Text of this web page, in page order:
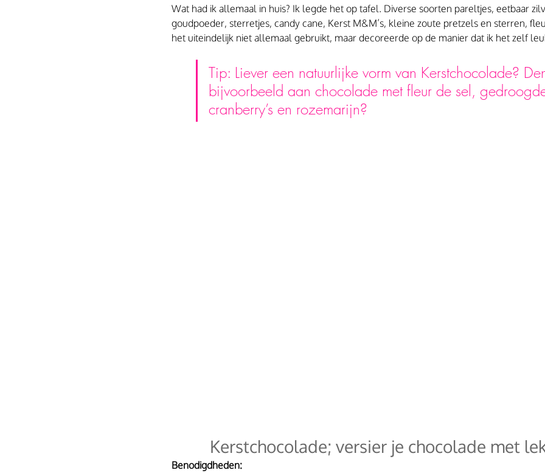
Wat had ik allemaal in huis? Ik legde het op tafel. Diverse soorten pareltjes, eetbaar
goudpoeder, sterretjes, candy cane, Kerst M&M’s, kleine zoute pretzels en sterren,
het uiteindelijk niet allemaal gebruikt, maar decoreerde op de manier dat ik het zelf
Tip: Liever een natuurlijke vorm van Kerstchocolade?
bijvoorbeeld aan chocolade met fleur de sel,
cranberry’s en rozemarijn?
Kerstchocolade; versier je chocolade met
Benodigdheden: